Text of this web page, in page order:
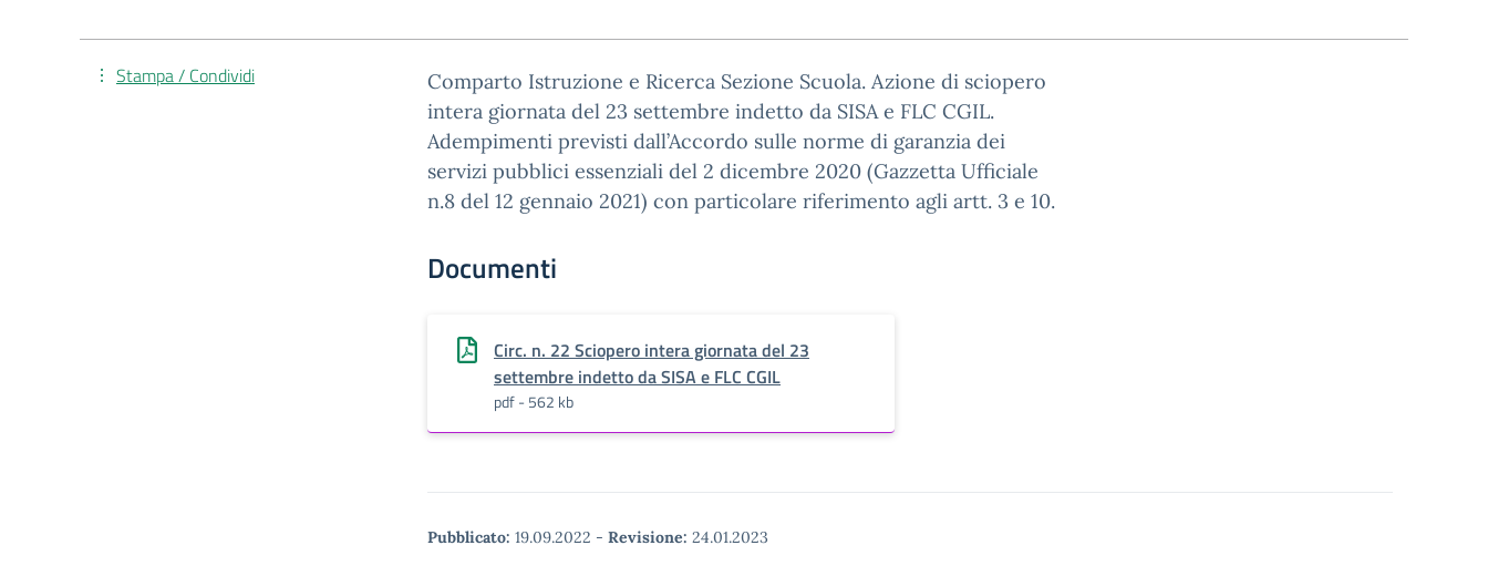
Comparto Istruzione e Ricerca Sezione Scuola. Azione di sciopero
intera giornata del 23 settembre indetto da SISA e FLC CGIL.
Adempimenti previsti dall’Accordo sulle norme di garanzia dei
servizi pubblici essenziali del 2 dicembre 2020 (Gazzetta Ufficiale
n.8 del 12 gennaio 2021) con particolare riferimento agli artt. 3 e 10.
Documenti
Circ. n. 22 Sciopero intera giornata del 23
settembre indetto da SISA e FLC CGIL
pdf - 562 kb
Pubblicato: 19.09.2022 - Revisione: 24.01.2023
Stampa / Condividi